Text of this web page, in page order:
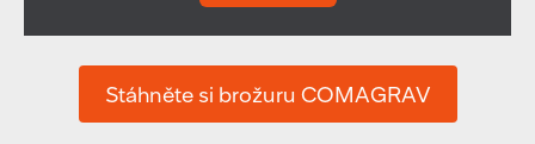
Stáhněte si brožuru COMAGRAV